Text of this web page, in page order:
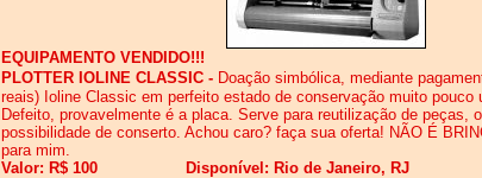
EQUIPAMENTO VENDIDO!!!
PLOTTER IOLINE CLASSIC - Doação simbólica, mediante
reais) Ioline Classic em perfeito estado de conservação muito pouco
Defeito, provavelmente é a placa. Serve para reutilização de peças,
possibilidade de conserto. Achou caro? faça sua oferta! NÃO É
para mim.
Valor: R$ 100
Disponível: Rio de Janeiro, RJ